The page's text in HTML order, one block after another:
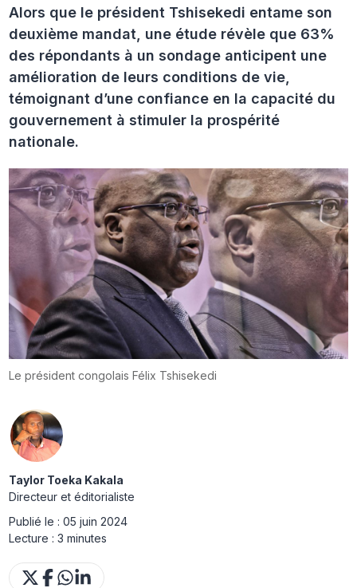
Alors que le président Tshisekedi entame son
deuxième mandat, une étude révèle que 63%
des répondants à un sondage anticipent une
amélioration de leurs conditions de vie,
témoignant d’une confiance en la capacité du
gouvernement à stimuler la prospérité
nationale.
Le président congolais Félix Tshisekedi
Taylor Toeka Kakala
Directeur et éditorialiste
Publié le :05 juin 2024
Lecture :3 minutes